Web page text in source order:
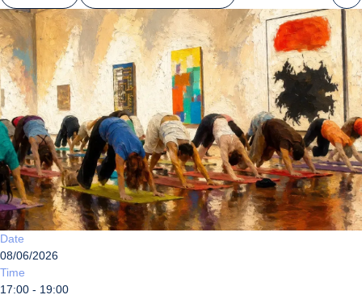
Date
08/06/2026
Time
17:00 - 19:00